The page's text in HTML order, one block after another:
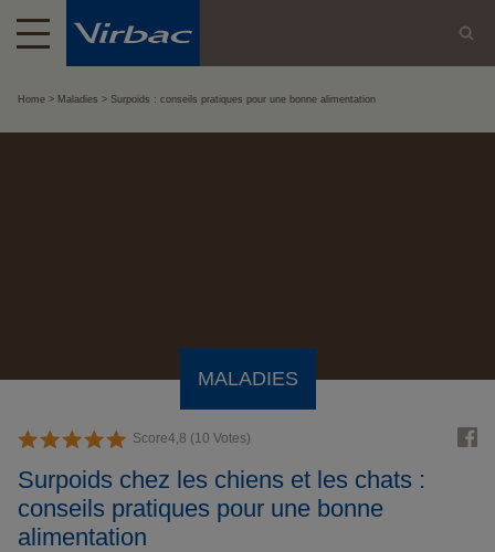
Home Maladies Surpoids : conseils pratiques pour une bonne alimentation
MALADIES
Score4,8 (10 Votes)
Surpoids chez les chiens et les chats :
conseils pratiques pour une bonne
alimentation